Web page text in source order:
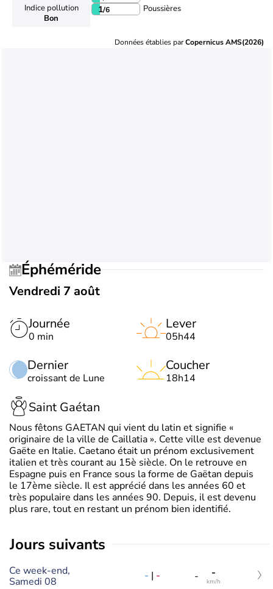
Indice pollution
Bon
1/6 Poussières
Données établies parCopernicus AMS(2026)
Éphéméride
Vendredi 7 août
Journée
0 min
Dernier
croissant de Lune
Lever
05h44
Coucher
18h14
Saint Gaétan
Nous fêtons GAETAN qui vient du latin et signifie «
originaire de la ville de Caillatia ». Cette ville est devenue
Gaëte en Italie. Caetano était un prénom exclusivement
italien et très courant au 15è siècle. On le retrouve en
Espagne puis en France sous la forme de Gaëtan depuis
le 17ème siècle. Il est apprécié dans les années 60 et
très populaire dans les années 90. Depuis, il est devenu
plus rare, tout en restant un prénom bien identifié.
jours suivants
Ce week-end,
Samedi 08
- | - - -
km/h